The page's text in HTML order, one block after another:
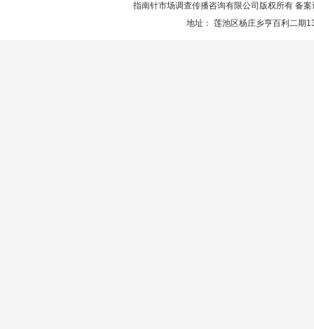
指南针市场调查传播咨询有限公司版权所有 备案
地址： 莲池区杨庄乡亨百利二